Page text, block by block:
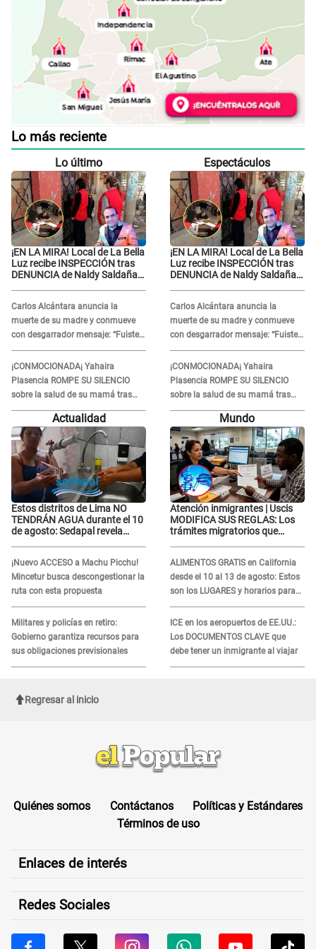
Lo más reciente
Lo último
¡EN LA MIRA! Local de La Bella
Luz recibe INSPECCIÓN tras
DENUNCIA de Naldy Saldaña
Carlos Alcántara anuncia la
muerte de su madre y conmueve
con desgarrador mensaje: “Fuiste
una gran mujer”
¡CONMOCIONADA¡ Yahaira
Plasencia ROMPE SU SILENCIO
sobre la salud de su mamá tras
APARECER en centro oncológico:
“La oración tiene poder”
Espectáculos
¡EN LA MIRA! Local de La Bella
Luz recibe INSPECCIÓN tras
DENUNCIA de Naldy Saldaña
Carlos Alcántara anuncia la
muerte de su madre y conmueve
con desgarrador mensaje: “Fuiste
una gran mujer”
¡CONMOCIONADA¡ Yahaira
Plasencia ROMPE SU SILENCIO
sobre la salud de su mamá tras
APARECER en centro oncológico:
“La oración tiene poder”
Actualidad
Estos distritos de Lima NO
TENDRÁN AGUA durante el 10
de agosto: Sedapal revela
¡Nuevo ACCESO a Machu Picchu!
Mincetur busca descongestionar la
ruta con esta propuesta
Militares y policías en retiro:
Gobierno garantiza recursos para
sus obligaciones previsionales
Mundo
Atención inmigrantes | Uscis
MODIFICA SUS REGLAS: Los
trámites migratorios que
ALIMENTOS GRATIS en California
desde el 10 al 13 de agosto: Estos
son los LUGARES y horarios para
recibir la ayuda
ICE en los aeropuertos de EE.UU.:
Los DOCUMENTOS CLAVE que
debe tener un inmigrante al viajar
Regresar al inicio
Quiénes somos Contáctanos
Políticas y Estándares
Términos de uso
Enlaces de interés
Redes Sociales